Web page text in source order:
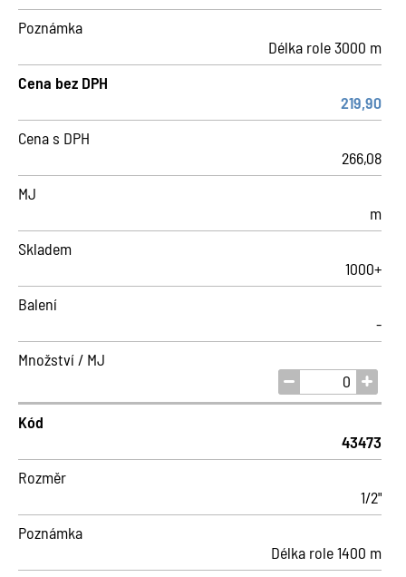
Poznámka
Délka role 3000 m
Cena bez DPH
219,90
Cena s DPH
266,08
MJ
m
Skladem
1000+
Balení
-
Množství / MJ
Kód
43473
Rozměr
1/2"
Poznámka
Délka role 1400 m